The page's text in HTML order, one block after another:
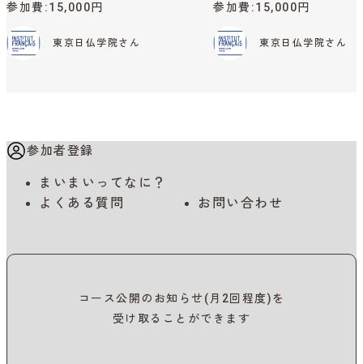
参加費 15,000円
東京日仏学院さん
参加費 15,000円
東京日仏学院さん
参加者登録
まいまいってなに？
よくある質問
お問い合わせ
コース公開のお知らせ(月2回程度)を
受け取ることができます